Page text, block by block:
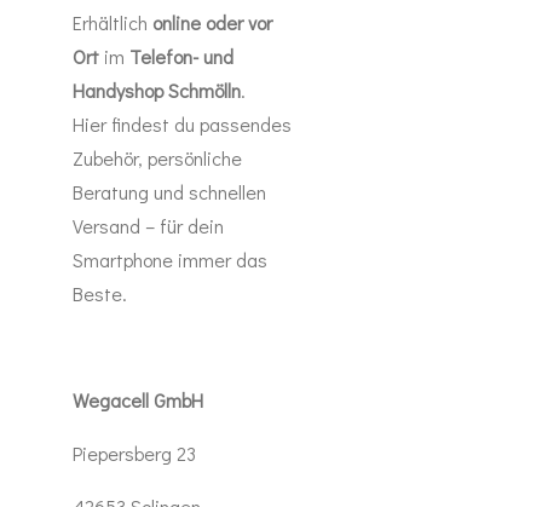
Erhältlich online oder vor
Ort im Telefon- und
Handyshop Schmölln.
Hier findest du passendes
Zubehör, persönliche
Beratung und schnellen
Versand – für dein
Smartphone immer das
Beste.
Wegacell GmbH
Piepersberg 23